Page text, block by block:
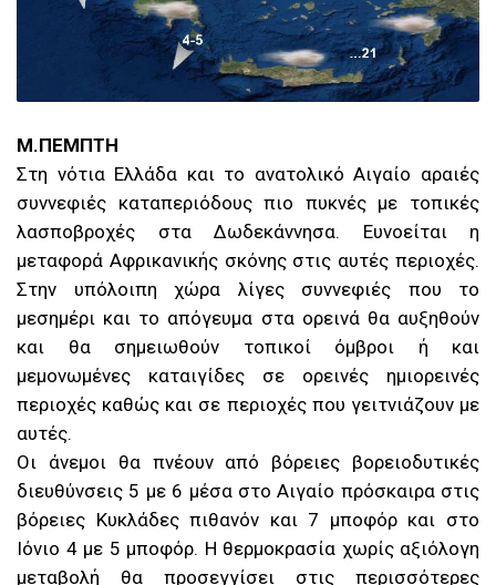
Μ.ΠΕΜΠΤΗ
Στη νότια Ελλάδα και το ανατολικό Αιγαίο αραιές
συννεφιές καταπεριόδους πιο πυκνές με τοπικές
λασποβροχές στα Δωδεκάννησα. Ευνοείται η
μεταφορά Αφρικανικής σκόνης στις αυτές περιοχές.
Στην υπόλοιπη χώρα λίγες συννεφιές που το
μεσημέρι και το απόγευμα στα ορεινά θα αυξηθούν
και θα σημειωθούν τοπικοί όμβροι ή και
μεμονωμένες καταιγίδες σε ορεινές ημιορεινές
περιοχές καθώς και σε περιοχές που γειτνιάζουν με
αυτές.
Οι άνεμοι θα πνέουν από βόρειες βορειοδυτικές
διευθύνσεις 5 με 6 μέσα στο Αιγαίο πρόσκαιρα στις
βόρειες Κυκλάδες πιθανόν και 7 μποφόρ και στο
Ιόνιο 4 με 5 μποφόρ. Η θερμοκρασία χωρίς αξιόλογη
μεταβολή θα προσεγγίσει στις περισσότερες